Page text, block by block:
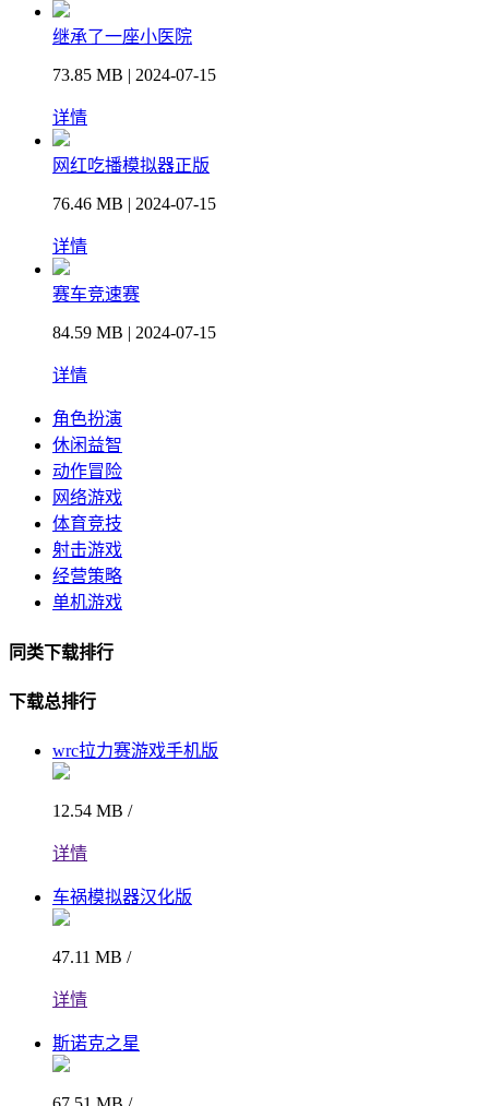
继承了一座小医院
73.85 MB | 2024-07-15
详情
网红吃播模拟器正版
76.46 MB | 2024-07-15
详情
赛车竞速赛
84.59 MB | 2024-07-15
详情
角色扮演
休闲益智
动作冒险
网络游戏
体育竞技
射击游戏
经营策略
单机游戏
同类下载排行
下载总排行
wrc拉力赛游戏手机版
12.54 MB /
详情
车祸模拟器汉化版
47.11 MB /
详情
斯诺克之星